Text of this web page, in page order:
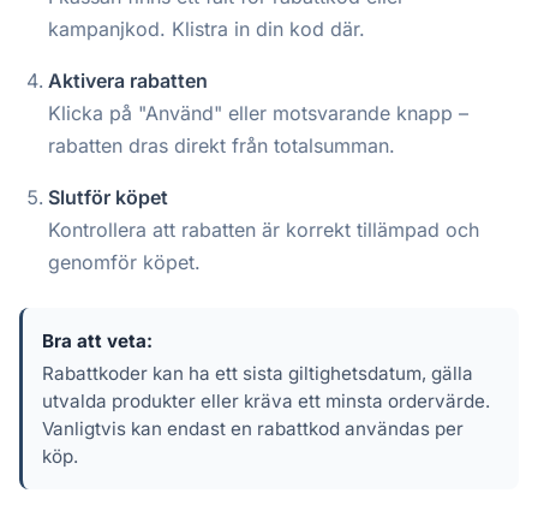
kampanjkod. Klistra in din kod där.
Aktivera rabatten
Klicka på "Använd" eller motsvarande knapp –
rabatten dras direkt från totalsumman.
Slutför köpet
Kontrollera att rabatten är korrekt tillämpad och
genomför köpet.
Bra att veta:
Rabattkoder kan ha ett sista giltighetsdatum, gälla
utvalda produkter eller kräva ett minsta ordervärde.
Vanligtvis kan endast en rabattkod användas per
köp.